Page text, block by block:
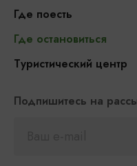
Где поесть
Где остановиться
Туристический центр
Подпишитесь на